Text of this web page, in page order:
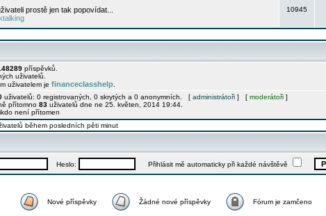
prostě jen tak popovídat...
10945
příspěvků.
uživatelů.
uživatelem je financeclasshelp
uživatelů: 0 registrovaných, 0 skrytých a 0 anonymních. [ administrátoři ] [ moderátoři ]
přítomno 83 uživatelů dne ne 25. květen, 2014 19:44.
není přítomen
během posledních pěti minut
Heslo: Přihlásit mě automaticky při každé návštěvě
Nové příspěvky Žádné nové příspěvky Fórum je zamčeno